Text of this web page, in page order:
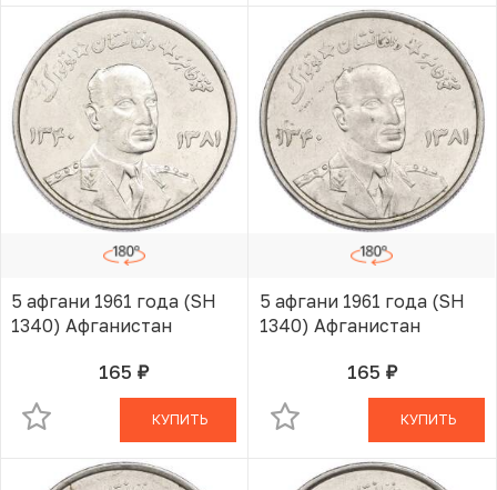
5 афгани 1961 года (SH
1340) Афганистан
165 руб.В КОРЗИНЕ
КУПИТЬ
5 афгани 1961 года (SH
1340) Афганистан
165 руб.В КОРЗИНЕ
КУПИТЬ